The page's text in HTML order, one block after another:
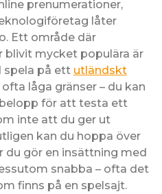
prenumerationer,
låter
Ett område där
blivit mycket populära är
spela på ett utländskt
låga gränser – du kan
för att testa ett
inte att du ger ut
kan du hoppa över
du gör en insättning med
snabba – ofta det
finns på en spelsajt.